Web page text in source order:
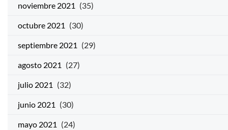
noviembre 2021 (35)
octubre 2021 (30)
septiembre 2021 (29)
agosto 2021 (27)
julio 2021 (32)
junio 2021 (30)
mayo 2021 (24)